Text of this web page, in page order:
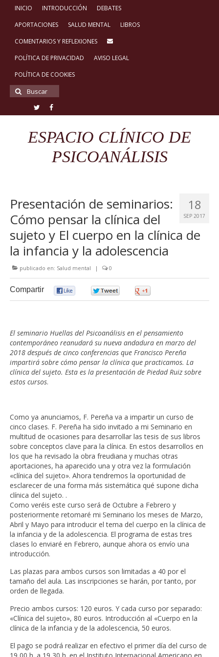
INICIO INTRODUCCIÓN
DEBATES
APORTACIONES
SALUD MENTAL
LIBROS
COMENTARIOS Y REFLEXIONES
POLÍTICA DE PRIVACIDAD
AVISO LEGAL
POLÍTICA DE COOKIES
Buscar
por:
ESPACIO CLÍNICO DE
PSICOANÁLISIS
18
SEP 2017
Presentación de seminarios:
Cómo pensar la clínica del
sujeto y El cuerpo en la clínica de
la infancia y la adolescencia
publicado en: Salud mental | 0
Compartir
El seminario Huellas del Psicoanálisis en el pensamiento
contemporáneo reanudará su nueva andadura en marzo del
2018 después de cinco conferencias que Francisco Pereña
impartirá sobre cómo pensar la clínica que practicamos. La
clínica del sujeto. Esta es la presentación de Piedad Ruiz sobre
estos cursos.
Como ya anunciamos, F. Pereña va a impartir un curso de
cinco clases. F. Pereña ha sido invitado a mi Seminario en
multitud de ocasiones para desarrollar las tesis de sus libros
sobre conceptos clave para la clínica. En estos desarrollos en
los que ha revisado la obra freudiana y muchas otras
aportaciones, ha aparecido una y otra vez la formulación
«clínica del sujeto». Ahora tendremos la oportunidad de
esclarecer de una forma más sistemática qué supone dicha
clínica del sujeto. .
Como veréis este curso será de Octubre a Febrero y
posteriormente retomaré mi Seminario los meses de Marzo,
Abril y Mayo para introducir el tema del cuerpo en la clínica de
la infancia y de la adolescencia. El programa de estas tres
clases lo enviaré en Febrero, aunque ahora os envío una
introducción.
Las plazas para ambos cursos son limitadas a 40 por el
tamaño del aula. Las inscripciones se harán, por tanto, por
orden de llegada.
Precio ambos cursos: 120 euros. Y cada curso por separado:
«Clínica del sujeto», 80 euros. Introducción al «Cuerpo en la
clínica de la infancia y de la adolescencia, 50 euros.
El pago se podrá realizar en efectivo el primer día del curso de